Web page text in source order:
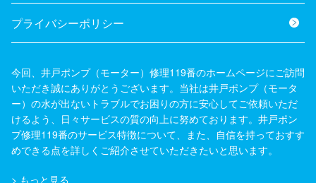
プライバシーポリシー
今回、井戸ポンプ（モーター）修理119番のホームページにご訪問
いただき誠にありがとうございます。当社は井戸ポンプ（モータ
ー）の水が出ないトラブルでお困りの方に安心してご依頼いただ
けるよう、日々サービスの質の向上に努めております。井戸ポン
プ修理119番のサービス特徴について、また、自信を持っておすす
めできる点を詳しくご紹介させていただきたいと思います。
> もっと見る